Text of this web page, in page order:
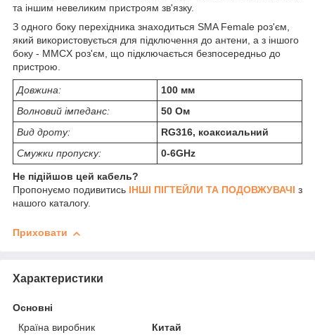
та іншим невеликим пристроям зв'язку.
З одного боку перехідника знаходиться SMA Female роз'єм,
який використовується для підключення до антени, а з іншого
боку - MMCX роз'єм, що підключається безпосередньо до
пристрою.
Довжина:
100 мм
Волновий імпеданс:
50 Ом
Вид дроту:
RG316, коаксиальний
Смужки пропуску:
0-6GHz
Не підійшов цей кабель?
Пропонуємо подивитись ІНШІ ПІГТЕЙЛИ ТА ПОДОВЖУВАЧІ з
нашого каталогу.
Приховати
Характеристики
Основні
Країна виробник
Китай